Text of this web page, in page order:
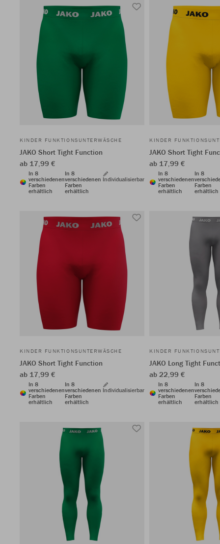
KINDER FUNKTIONSUNTERWÄSCHE
JAKO Short Tight Function
ab 17,99 €
In 8
verschiedenen
Farben
erhältlich
In 8
verschiedenen
Farben
erhältlich
Individualisierbar
KINDER
JAKO Short Tight
ab 17,99 €
In 8
verschiedenen
Farben
erhältlich
In 8
Farben
erhältlich
KINDER FUNKTIONSUNTERWÄSCHE
JAKO Short Tight Function
ab 17,99 €
In 8
verschiedenen
Farben
erhältlich
In 8
verschiedenen
Farben
erhältlich
Individualisierbar
KINDER
JAKO Long Tight
ab 22,99 €
In 8
verschiedenen
Farben
erhältlich
In 8
Farben
erhältlich